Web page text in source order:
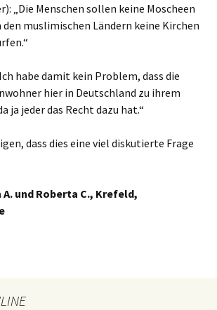
„Die Menschen sollen keine Moscheen
den muslimischen Ländern keine Kirchen
habe damit kein Problem, dass die
hier in Deutschland zu ihrem
ja jeder das Recht dazu hat.“
dass dies eine viel diskutierte Frage
A. und Roberta C., Krefeld,